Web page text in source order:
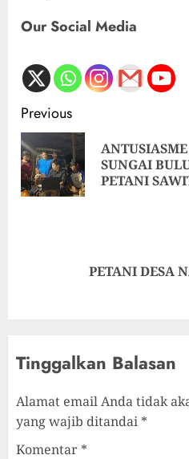
Our Social Media
Previous
SUNGAI
PETANI
PETANI DESA
Tinggalkan Balasan
Alamat email Anda tidak
yang wajib ditandai *
Komentar *